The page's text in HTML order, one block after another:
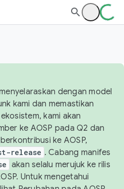
dengan model
kami dan memastikan
kami akan
ke AOSP pada Q2 dan
ke AOSP,
release . Cabang manifes
akan selalu merujuk ke rilis
Untuk mengetahui